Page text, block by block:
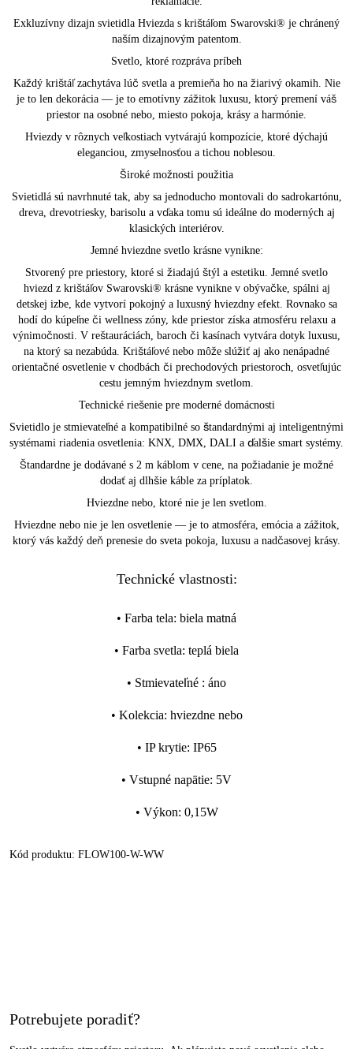
Exkluzívny dizajn svietidla Hviezda s krištáľom Swarovski® je chránený
naším dizajnovým patentom.
Svetlo, ktoré rozpráva príbeh
Každý krištáľ zachytáva lúč svetla a premieňa ho na žiarivý okamih. Nie
je to len dekorácia — je to emotívny zážitok luxusu, ktorý premení váš
priestor na osobné nebo, miesto pokoja, krásy a harmónie.
Hviezdy v rôznych veľkostiach vytvárajú kompozície, ktoré dýchajú
eleganciou, zmyselnosťou a tichou noblesou.
Široké možnosti použitia
Svietidlá sú navrhnuté tak, aby sa jednoducho montovali do sadrokartónu,
dreva, drevotriesky, barisolu a vďaka tomu sú ideálne do moderných aj
klasických interiérov.
Jemné hviezdne svetlo krásne vynikne:
Stvorený pre priestory, ktoré si žiadajú štýl a estetiku. Jemné svetlo
hviezd z krištáľov Swarovski® krásne vynikne v obývačke, spálni aj
detskej izbe, kde vytvorí pokojný a luxusný hviezdny efekt. Rovnako sa
hodí do kúpeľne či wellness zóny, kde priestor získa atmosféru relaxu a
výnimočnosti. V reštauráciách, baroch či kasínach vytvára dotyk luxusu,
na ktorý sa nezabúda. Krištáľové nebo môže slúžiť aj ako nenápadné
orientačné osvetlenie v chodbách či prechodových priestoroch, osvetľujúc
cestu jemným hviezdnym svetlom.
Technické riešenie pre moderné domácnosti
Svietidlo je stmievateľné a kompatibilné so štandardnými aj inteligentnými
systémami riadenia osvetlenia: KNX, DMX, DALI a ďalšie smart systémy.
Štandardne je dodávané s 2 m káblom v cene, na požiadanie je možné
dodať aj dlhšie káble za príplatok.
Hviezdne nebo, ktoré nie je len svetlom.
Hviezdne nebo nie je len osvetlenie — je to atmosféra, emócia a zážitok,
ktorý vás každý deň prenesie do sveta pokoja, luxusu a nadčasovej krásy.
Technické vlastnosti:
• Farba tela: biela matná
• Farba svetla: teplá biela
• Stmievateľné : áno
• Kolekcia: hviezdne nebo
• IP krytie: IP65
• Vstupné napätie: 5V
• Výkon: 0,15W
Kód produktu: FLOW100-W-WW
Potrebujete poradiť?